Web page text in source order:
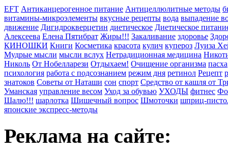
EFT Антиканцерогенное питание Антицеллюлитные методы
витамины-микроэлементы вкусные рецепты вода выпадение
движение Дигидрокверцетин диетическое Диетическое
Алексеева Елена Пятибрат Жиры!!! Закаливание здоровье
КИНОШКИ Книги Косметика красота кулич купероз Луиза
Мудрые мысли мысли вслух Нетрадиционная медицина
Николь От Нобелларези Отдыхаем! Очищение организма пасха
психология работа с подсознанием режим дня ретинол Рецепт
знатоков Советы от Наташи сон спорт Средство от кашля от
Уманская управление весом Уход за обувью УХОДЫ фитнес
Шалю!!! шарлотка Шишечный вопрос Шмоточки шприц-
японские экспресс-методы
Реклама на сайте: